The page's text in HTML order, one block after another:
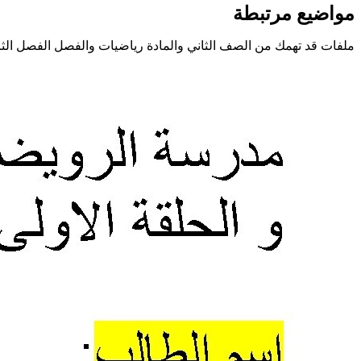
مواضيع مرتبطة
ملفات قد تهمك من الصف الثاني والمادة رياضيات والفصل الفصل